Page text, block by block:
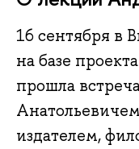
16 сентября в
на базе
прошла
издателем,